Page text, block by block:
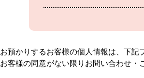
お預かりするお客様の個人情報は、下記
お客様の同意がない限りお問い合わせ・